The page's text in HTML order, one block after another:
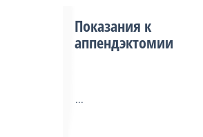
Показания к
аппендэктомии
...